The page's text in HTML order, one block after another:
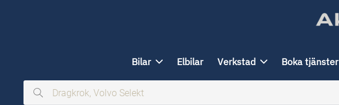
Bilar Elbilar Verkstad Boka tjänster
Dragkrok,